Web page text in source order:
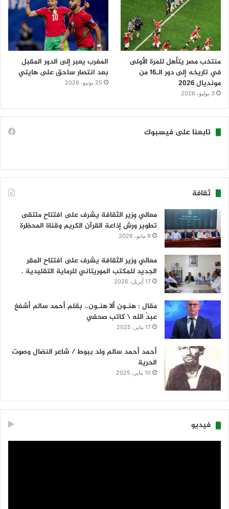
منتخب مصر يتأهل للمرة الأولى
في تاريخه إلى دور الـ16 من
مونديال 2026
3 يوليو، 2026
المغرب يعبر إلى الدور المقبل
بعد انتصار ساحق على هايتي
25 يونيو، 2026
تابعنا على فيسبوك
ثقافة
معالي وزير الثقافة يشرف على افتتاح ملتقى
تطوير ورش إذاعة القرآن الكريم وقناة المحظرة
9 مايو، 2026
معالي وزير الثقافة يشرف على افتتاح المقر
الجديد للمكتب الموريتاني للرماية التقليدية .
17 أبريل، 2026
مقال : هنـون ألا هنـون.. بقلم أحمد سالم أشفغ
عبدُ الله \ كاتب صحفي
17 يناير، 2025
أحمد أحمد سالم ولد ببوط / شاعر النضال وصوت
الحرية
10 يناير، 2025
فيديو